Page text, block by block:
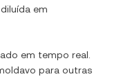
em
em tempo real.
para outras